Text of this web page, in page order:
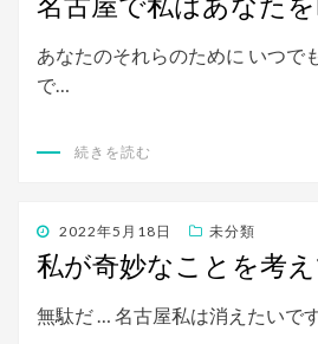
日:
あなたのそれらのために いつで
で…
続きを読む
投
稿
日:
2022年5月18日 未分類
私が奇妙なことを考
無駄だ … 名古屋私は消えたいで